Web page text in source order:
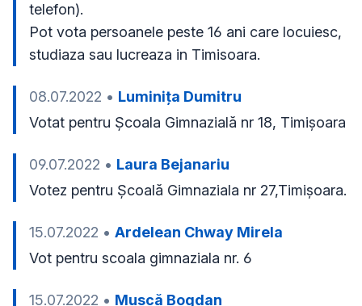
telefon).
Pot vota persoanele peste 16 ani care locuiesc,
studiaza sau lucreaza in Timisoara.
08.07.2022 • Luminița Dumitru
09.07.2022 • Laura Bejanariu
Votez pentru Școală Gimnaziala nr 27,Timișoara.
15.07.2022 • Ardelean Chway Mirela
Vot pentru scoala gimnaziala nr. 6
15.07.2022 • Muscă Bogdan